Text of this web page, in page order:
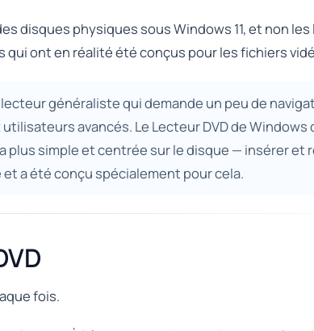
disques physiques sous Windows 11, et non
ont en réalité été conçus pour les fichiers
généraliste qui demande un peu de
avancés. Le Lecteur DVD de
plus simple et centrée sur le disque — insérer et
a été conçu spécialement pour cela.
fois.